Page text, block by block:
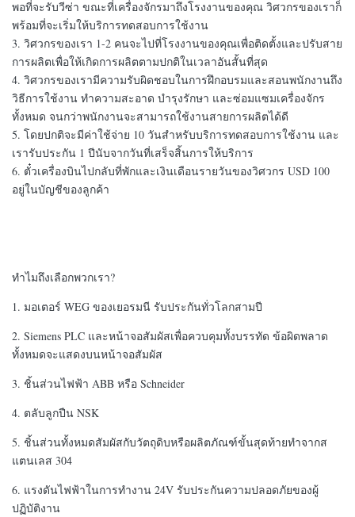
พอที่จะรับวีซ่า ขณะที่เครื่องจักรมาถึงโรงงานของคุณ วิศวกรของเราก็
พร้อมที่จะเริ่มให้บริการทดสอบการใช้งาน
3. วิศวกรของเรา 1-2 คนจะไปที่โรงงานของคุณเพื่อติดตั้งและปรับสาย
การผลิตเพื่อให้เกิดการผลิตตามปกติในเวลาอันสั้นที่สุด
4. วิศวกรของเรามีความรับผิดชอบในการฝึกอบรมและสอนพนักงานถึง
วิธีการใช้งาน ทำความสะอาด บำรุงรักษา และซ่อมแซมเครื่องจักร
ทั้งหมด จนกว่าพนักงานจะสามารถใช้งานสายการผลิตได้ดี
5. โดยปกติจะมีค่าใช้จ่าย 10 วันสำหรับบริการทดสอบการใช้งาน และ
เรารับประกัน 1 ปีนับจากวันที่เสร็จสิ้นการให้บริการ
6. ตั๋วเครื่องบินไปกลับที่พักและเงินเดือนรายวันของวิศวกร USD 100
อยู่ในบัญชีของลูกค้า
ทำไมถึงเลือกพวกเรา?
1. มอเตอร์ WEG ของเยอรมนี รับประกันทั่วโลกสามปี
2. Siemens PLC และหน้าจอสัมผัสเพื่อควบคุมทั้งบรรทัด ข้อผิดพลาด
ทั้งหมดจะแสดงบนหน้าจอสัมผัส
3. ชิ้นส่วนไฟฟ้า ABB หรือ Schneider
4. ตลับลูกปืน NSK
5. ชิ้นส่วนทั้งหมดสัมผัสกับวัตถุดิบหรือผลิตภัณฑ์ขั้นสุดท้ายทำจากส
แตนเลส 304
6. แรงดันไฟฟ้าในการทำงาน 24V รับประกันความปลอดภัยของผู้
ปฏิบัติงาน